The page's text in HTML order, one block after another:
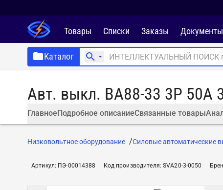
Товары Списки Заказы Документы
Каталог
Авт. выкл. ВА88-33 3Р 50А
ГлавноеПодробное описаниеСвязанные товары
Низковольтное оборудование Силовые автоматические
Артикул: ПЭ-00014388 Код производителя:SVA20-3-0050